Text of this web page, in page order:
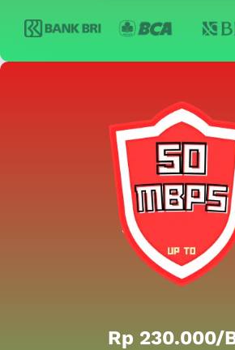
Rp 230.000/